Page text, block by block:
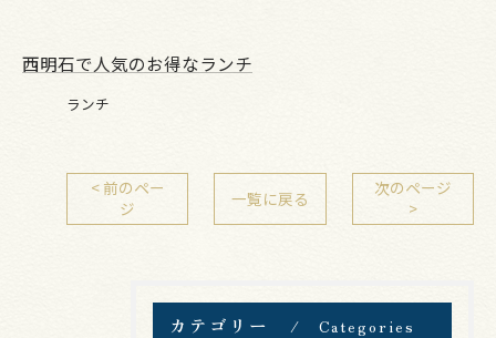
西明石で人気のお得なランチ
ランチ
< 前のペー
ジ
一覧に戻る
次のページ
>
カテゴリー Categories